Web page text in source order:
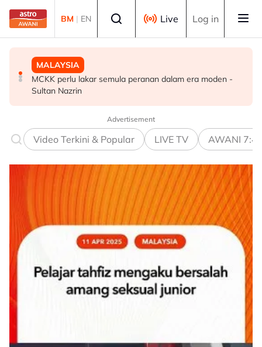
Skip to main content
BM | EN Live Log in
MALAYSIA
MCKK perlu lakar semula peranan dalam era moden -
Sultan Nazrin
DUNIA
Finland tutup semua laluan haiwan di sempadan dengan
Rusia susulan demam babi Afrika
DUNIA
Indonesia pertingkat operasi pemadaman kebakaran di
barat Kalimantan
Advertisement
Video Terkini & Popular LIVE TV AWANI